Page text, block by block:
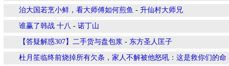
治大国若烹小鲜，看大师傅如何煎鱼 - 升仙村大师兄
谁赢了韩战 十八 - 诺丁山
【答疑解惑307】二手货与盘包浆 - 东方圣人匡子
杜月笙临终前烧掉所有欠条，家人不解被他怒吼：这是救你们的命